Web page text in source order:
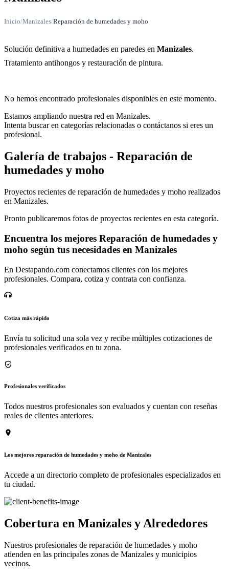
Inicio/Manizales/Reparación de humedades y moho
Solución definitiva a humedades en paredes en Manizales.
Tratamiento antihongos y restauración de pintura.
No hemos encontrado profesionales disponibles en este momento.
Estamos ampliando nuestra red en Manizales.
Intenta buscar en categorías relacionadas o contáctanos si eres un
profesional.
Galería de trabajos - Reparación de
humedades y moho
Proyectos recientes de reparación de humedades y moho realizados
en Manizales.
Pronto publicaremos fotos de proyectos recientes en esta categoría.
Encuentra los mejores Reparación de humedades y
moho según tus necesidades en Manizales
En Destapando.com conectamos clientes con los mejores
profesionales. Compara, cotiza y contrata con confianza.
Cotiza más rápido
Envía tu solicitud una sola vez y recibe múltiples cotizaciones de
profesionales verificados en tu zona.
Profesionales verificados
Todos nuestros profesionales son evaluados y cuentan con reseñas
reales de clientes anteriores.
Los mejores reparación de humedades y moho de Manizales
Accede a un directorio completo de profesionales especializados en
tu ciudad.
Cobertura en Manizales y Alrededores
Nuestros profesionales de reparación de humedades y moho
atienden en las principales zonas de Manizales y municipios
vecinos.